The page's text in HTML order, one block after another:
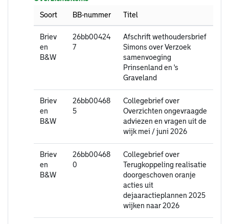
Soort
BB-nummer Titel
Briev
en
B&W
26bb00424
7
Afschrift wethoudersbrief
Simons over Verzoek
samenvoeging
Prinsenland en 's
Graveland
Briev
en
B&W
26bb00468
5
Collegebrief over
Overzichten ongevraagde
adviezen en vragen uit de
wijk mei / juni 2026
Briev
en
B&W
26bb00468
0
Collegebrief over
Terugkoppeling realisatie
doorgeschoven oranje
acties uit
dejaaractieplannen 2025
wijken naar 2026